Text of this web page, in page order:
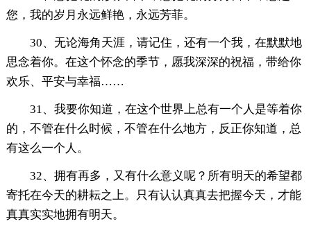
您，我的岁月永远鲜艳，永远芳菲。
30、无论海角天涯，请记住，还有一个我，在默默地
思念着你。在这个怀念的季节，愿我深深的祝福，带给你
欢乐、平安与幸福……
31、我要你知道，在这个世界上总有一个人是等着你
的，不管在什么时候，不管在什么地方，反正你知道，总
有这么一个人。
32、拥有再多，又有什么意义呢？所有明天的希望都
寄托在今天的耕耘之上。只有认认真真去把握今天，才能
真真实实地拥有明天。